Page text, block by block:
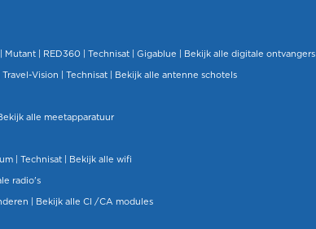
Mutant | RED360 | Technisat Gigablue Bekijk alle digitale ontvangers
Travel-Vision Technisat Bekijk alle antenne schotels
alle meetapparatuur
| Technisat Bekijk alle wifi
radio's
Bekijk alle CI /CA modules